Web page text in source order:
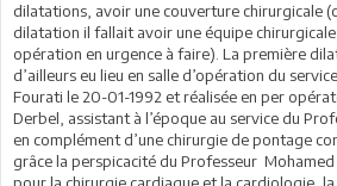
dilatations, avoir une couverture chirurgicale
dilatation il fallait avoir une équipe chirurgicale
opération en urgence à faire). La première
d’ailleurs eu lieu en salle d’opération du
Fourati le 20-01-1992 et réalisée en per
Derbel, assistant à l’époque au service du
en complément d’une chirurgie de pontage
grâce la perspicacité du Professeur